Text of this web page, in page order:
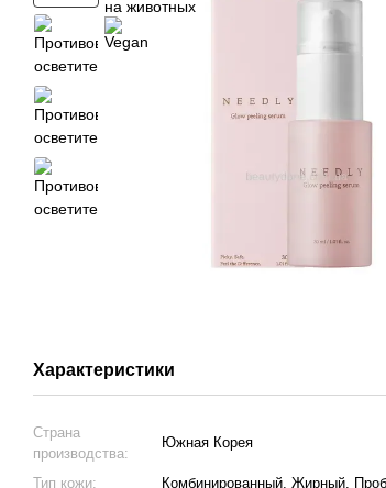
Характеристики
Страна
производства:
Южная Корея
Тип кожи:
Комбинированный, Жирный,